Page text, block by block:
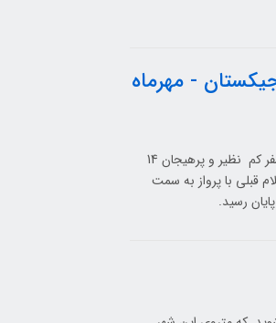
- مهرماه
هجدهمین سفر گروهی جاده ابریشم در مهرماه 1403 برگزار شد. در این سفر کم نظیر و پرهیجان 14
قبلی با پرواز به سمت
رسید.